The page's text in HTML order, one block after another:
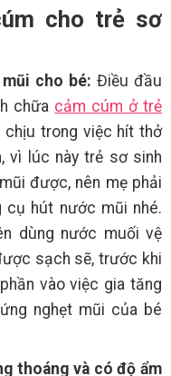
cho trẻ sơ
cho bé: Điều đầu
chữa cảm cúm ở trẻ
trong việc hít thở
vì lúc này trẻ sơ sinh
được, nên mẹ phải
hút nước mũi nhé.
dùng nước muối vệ
sạch sẽ, trước khi
vào việc gia tăng
nghẹt mũi của bé
thoáng và có độ ẩm